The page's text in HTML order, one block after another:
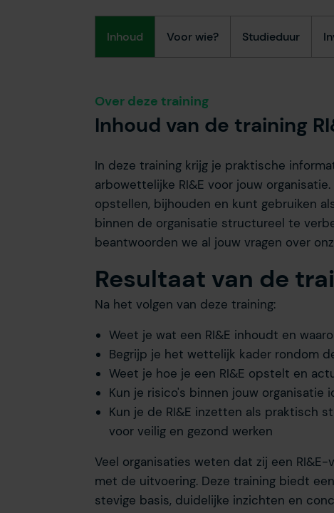
Inhoud Voor wie? Studieduur
Over deze training
Inhoud van de training
In deze training krijg je praktische
arbowettelijke RI&E voor jouw
opstellen, bijhouden en kunt gebruiken
binnen de organisatie structureel te
beantwoorden we al jouw vragen over
Resultaat van de
Na het volgen van deze training:
Weet je wat een RI&E inhoudt en
Begrijp je het wettelijk kader rondom
Weet je hoe je een RI&E opstelt en
Kun je risico's binnen jouw organisatie
Kun je de RI&E inzetten als praktisch
voor veilig en gezond werken
Veel organisaties weten dat zij een
met de uitvoering. Deze training biedt een
stevige basis, duidelijke inzichten en